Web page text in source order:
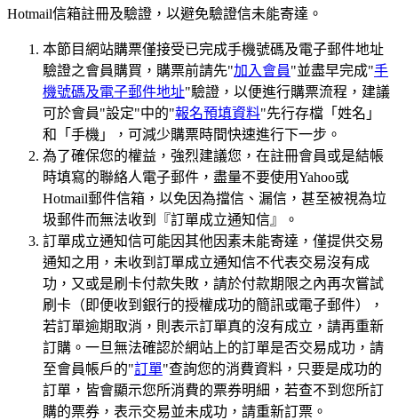
Hotmail信箱註冊及驗證，以避免驗證信未能寄達。
本節目網站購票僅接受已完成手機號碼及電子郵件地址
驗證之會員購買，購票前請先"加入會員"並盡早完成"手
機號碼及電子郵件地址"驗證，以便進行購票流程，建議
可於會員"設定"中的"報名預填資料"先行存檔「姓名」
和「手機」，可減少購票時間快速進行下一步。
為了確保您的權益，強烈建議您，在註冊會員或是結帳
時填寫的聯絡人電子郵件，盡量不要使用Yahoo或
Hotmail郵件信箱，以免因為擋信、漏信，甚至被視為垃
圾郵件而無法收到『訂單成立通知信』。
訂單成立通知信可能因其他因素未能寄達，僅提供交易
通知之用，未收到訂單成立通知信不代表交易沒有成
功，又或是刷卡付款失敗，請於付款期限之內再次嘗試
刷卡（即便收到銀行的授權成功的簡訊或電子郵件），
若訂單逾期取消，則表示訂單真的沒有成立，請再重新
訂購。一旦無法確認於網站上的訂單是否交易成功，請
至會員帳戶的"訂單"查詢您的消費資料，只要是成功的
訂單，皆會顯示您所消費的票券明細，若查不到您所訂
購的票券，表示交易並未成功，請重新訂票。